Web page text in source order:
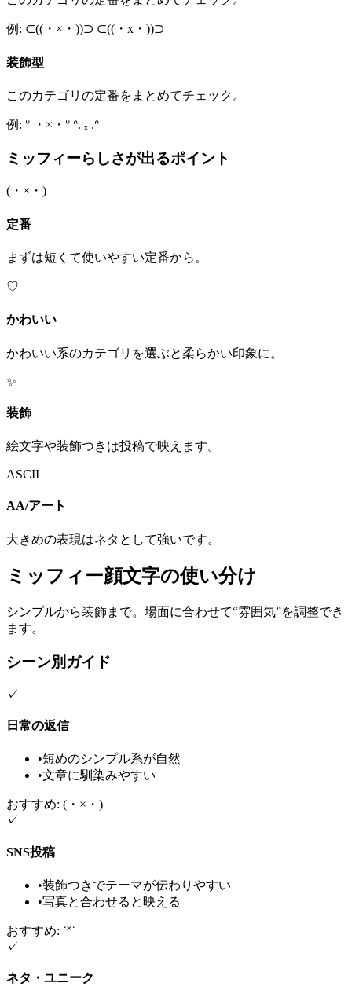
例: ⊂((・×・))⊃ ⊂((・x・))⊃
装飾型
このカテゴリの定番をまとめてチェック。
例: ᐡ ・×・ᐡ ᐢ. ₓ .ᐢ
ミッフィーらしさが出るポイント
(・×・)
定番
まずは短くて使いやすい定番から。
♡
かわいい
かわいい系のカテゴリを選ぶと柔らかい印象に。
✨
装飾
絵文字や装飾つきは投稿で映えます。
ASCII
AA/アート
大きめの表現はネタとして強いです。
ミッフィー顔文字の使い分け
シンプルから装飾まで。場面に合わせて“雰囲気”を調整でき
ます。
シーン別ガイド
✓
日常の返信
•短めのシンプル系が自然
•文章に馴染みやすい
おすすめ: (・×・)
✓
SNS投稿
•装飾つきでテーマが伝わりやすい
•写真と合わせると映える
おすすめ: ˙˟˙
✓
ネタ・ユニーク